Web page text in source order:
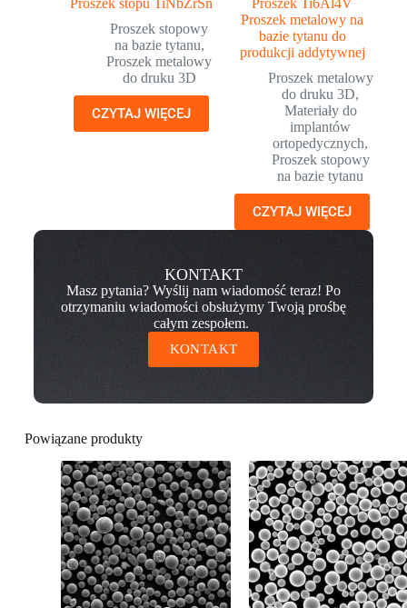
Proszek stopu TiNbZrSn
Proszek stopowy
na bazie tytanu,
Proszek metalowy
do druku 3D
CZYTAJ WIĘCEJ
Proszek Ti6Al4V
Proszek metalowy na
bazie tytanu do
produkcji addytywnej
Proszek metalowy
do druku 3D,
Materiały do
implantów
ortopedycznych,
Proszek stopowy
na bazie tytanu
CZYTAJ WIĘCEJ
KONTAKT
Masz pytania? Wyślij nam wiadomość teraz! Po
otrzymaniu wiadomości obsłużymy Twoją prośbę
całym zespołem.
KONTAKT
Powiązane produkty